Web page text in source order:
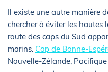
Il existe une autre manière
chercher à éviter les hautes
route des caps du Sud
marins. Cap de Bonne-
Nouvelle-Zélande,